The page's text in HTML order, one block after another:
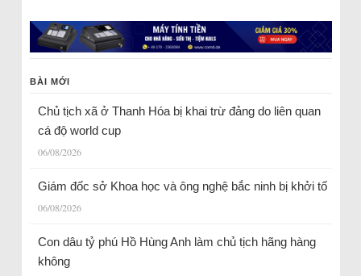
BÀI MỚI
Chủ tịch xã ở Thanh Hóa bị khai trừ đảng do liên quan
cá độ world cup
06/08/2026
Giám đốc sở Khoa học và ông nghệ bắc ninh bị khởi tố
06/08/2026
Con dâu tỷ phú Hồ Hùng Anh làm chủ tịch hãng hàng
không